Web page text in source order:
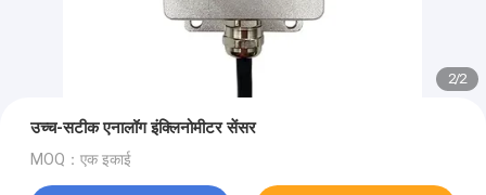
2/2
उच्च-सटीक एनालॉग इंक्लिनोमीटर सेंसर
MOQ：एक इकाई